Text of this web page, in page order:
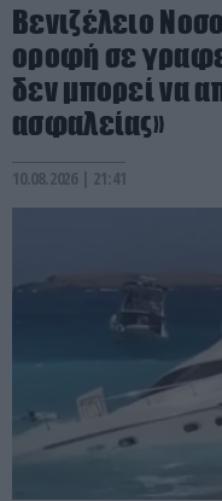
Βενιζέλειο
οροφή σε
δεν μπορεί να
ασφαλείας»
10.08.2026 | 21:41